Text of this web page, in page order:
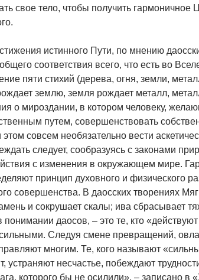
свое тело, чтобы получить гармоничное
истинного Пути, по мнению
соответствия всего, что есть во
пяти стихий (дерева, огня, земли,
землю, земля рождает металл,
о мироздании, в котором человеку,
путем, совершенствовать
совсем необязательно вести
следует, сообразуясь с законами
с изменения в окружающем мире.
принцип духовного и физического
совершенства. В даосских творениях
и сокрушает скалы; ива сбрасывает
даосов, – это те, кто
Следуя смене превращений,
многим. Те, кого называют
устраняют несчастье, побеждают
которого бы не осилили», – записано